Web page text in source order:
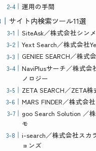
運用の手間
サイト内検索ツール11選
SiteAsk／株式会社シン
Yext Search／株式会社
GENIEE SEARCH／株式
NaviPlusサーチ／株式会
ノロジー
ZETA SEARCH／ZETA
MARS FINDER／株式会
goo Search Solution ／
モ
i-search／株式会社スカ
ョンズ